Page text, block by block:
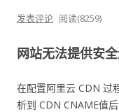
发表评论 阅读(8259)
网站无法提供安
在配置阿里云 CDN 过
析到 CDN CNAME值